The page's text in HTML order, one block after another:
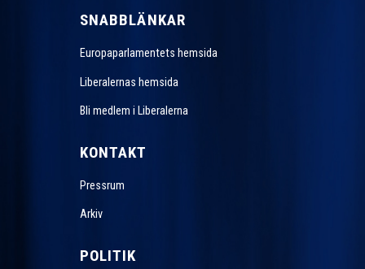
SNABBLÄNKAR
Europaparlamentets hemsida
Liberalernas hemsida
Bli medlem i Liberalerna
KONTAKT
Pressrum
Arkiv
POLITIK